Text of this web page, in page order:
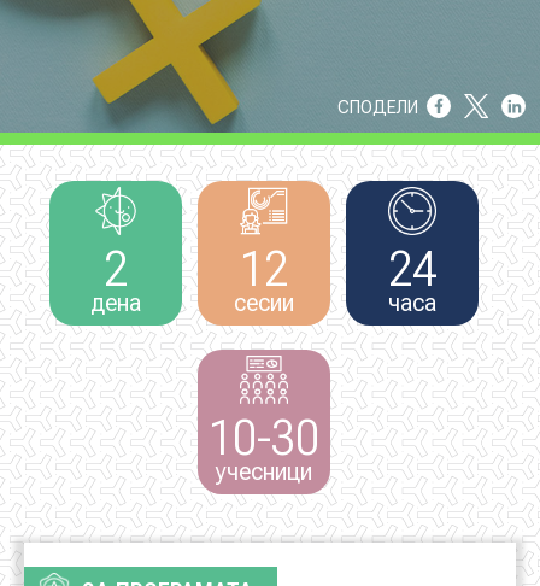
НОВОСТИ
ИСТРАЖУВАЊА
ПРОЕКТИ
УСЛУГИ
КАТАЛОГ НА УСЛУГИ
ПОВИЦИ
АКТУЕЛНИ ПОВИЦИ
СПОДЕЛИ
2
дена
12
сесии
24
часа
10-30
учесници